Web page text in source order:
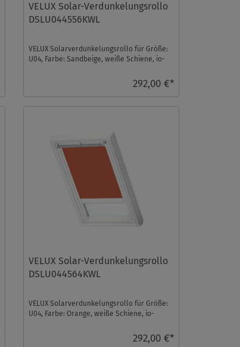
VELUX Solar-Verdunkelungsrollo
DSLU044556KWL
VELUX Solarverdunkelungsrollo für Größe:
U04, Farbe: Sandbeige, weiße Schiene, io-
292,00 €*
VELUX Solar-Verdunkelungsrollo
DSLU044564KWL
VELUX Solarverdunkelungsrollo für Größe:
U04, Farbe: Orange, weiße Schiene, io-
292,00 €*